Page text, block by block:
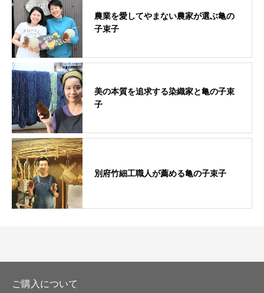
農業を愛してやまない農家が選ぶ亀の
子束子
美の本質を追求する染織家と亀の子束
子
別府竹細工職人が薦める亀の子束子
ご購入について